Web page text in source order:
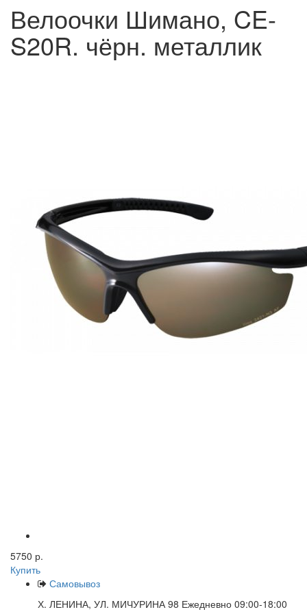
Велоочки Шимано, CE-
S20R. чёрн. металлик
5750 р.
Купить
Самовывоз
Х. ЛЕНИНА, УЛ. МИЧУРИНА 98 Ежедневно 09:00-18:00